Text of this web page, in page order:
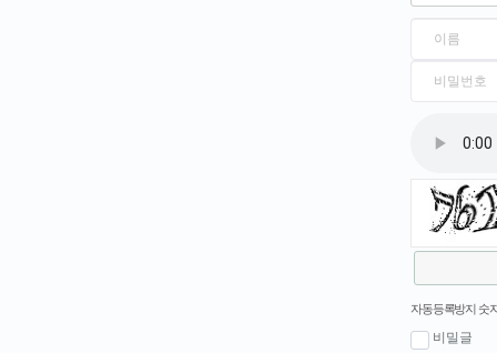
자동등록방지 숫
비밀글